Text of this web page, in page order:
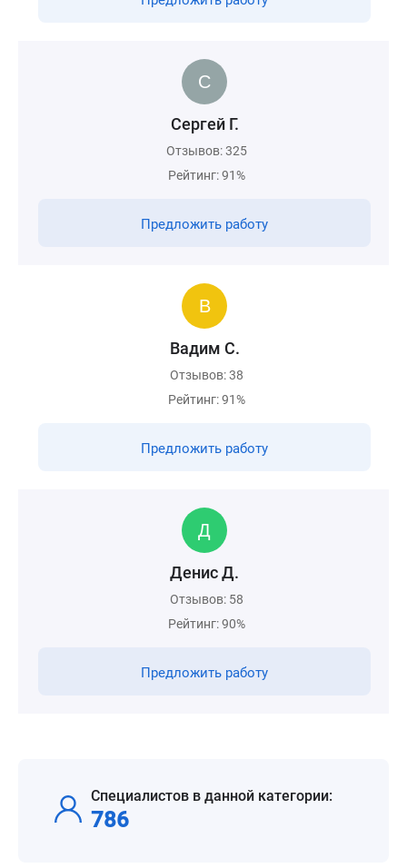
Сергей Г.
Отзывов: 325
Рейтинг: 91%
Предложить работу
Вадим С.
Отзывов: 38
Рейтинг: 91%
Предложить работу
Денис Д.
Отзывов: 58
Рейтинг: 90%
Предложить работу
Специалистов в данной категории:
786